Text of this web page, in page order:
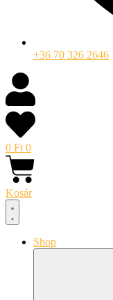
+36 70 326 2646
0 Ft 0
Kosár
Shop